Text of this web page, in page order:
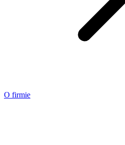
O firmie